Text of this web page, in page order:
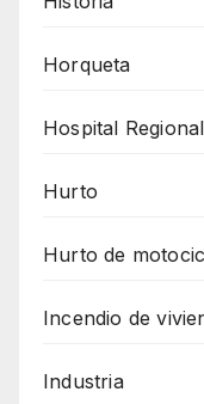
Horqueta
Hospital Regional
Hurto
Hurto de
Incendio de
Industria